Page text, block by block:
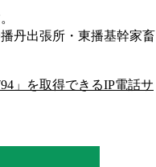
丹出張所・東播基幹家畜
」を取得できるIP電話サ